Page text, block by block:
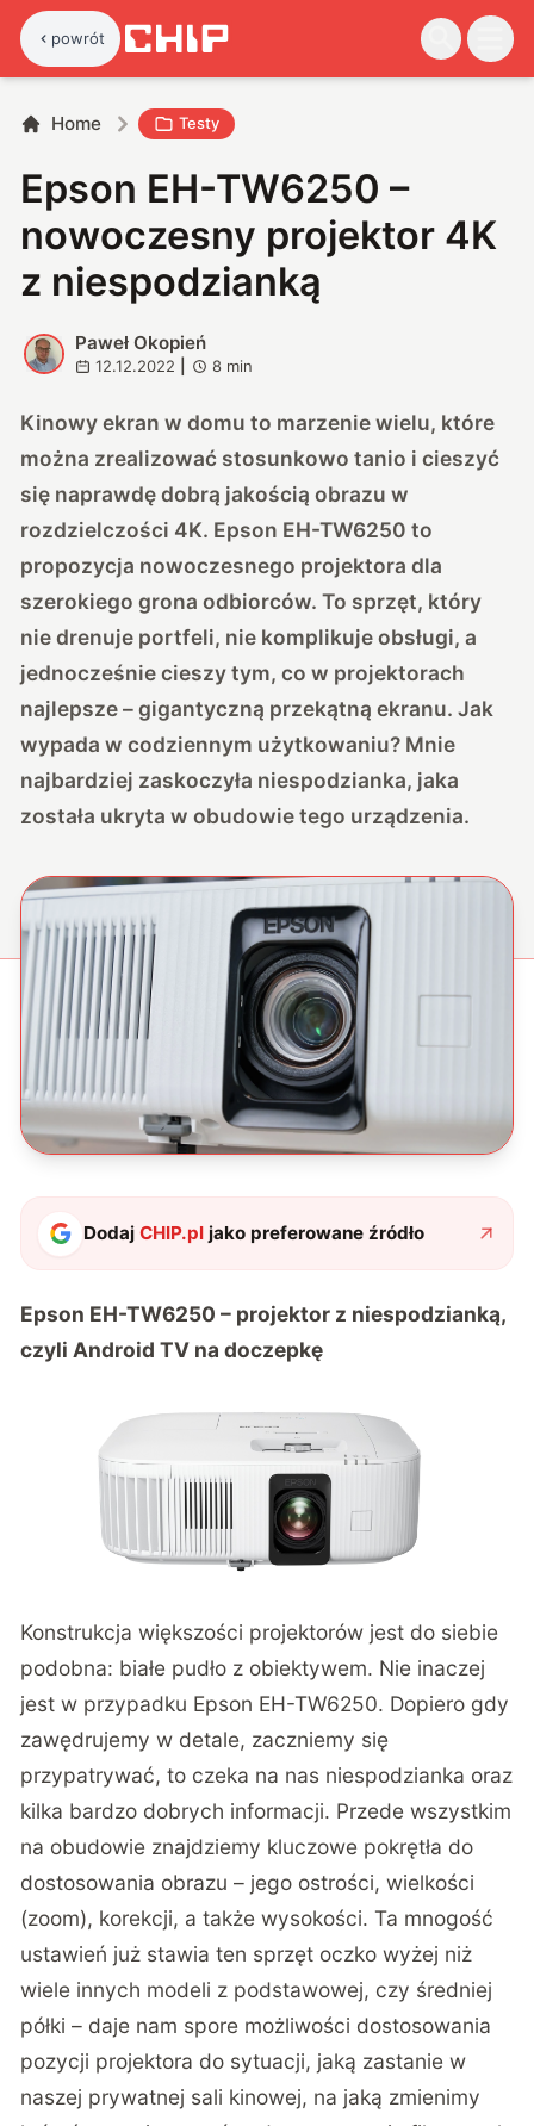
powrót
Home Testy
Epson EH-TW6250 –
nowoczesny projektor 4K
z niespodzianką
P
Paweł Okopień
12.12.2022 8 min
Kinowy ekran w domu to marzenie wielu, które
można zrealizować stosunkowo tanio i cieszyć
się naprawdę dobrą jakością obrazu w
rozdzielczości 4K. Epson EH-TW6250 to
propozycja nowoczesnego projektora dla
szerokiego grona odbiorców. To sprzęt, który
nie drenuje portfeli, nie komplikuje obsługi, a
jednocześnie cieszy tym, co w projektorach
najlepsze – gigantyczną przekątną ekranu. Jak
wypada w codziennym użytkowaniu? Mnie
najbardziej zaskoczyła niespodzianka, jaka
została ukryta w obudowie tego urządzenia.
DodajCHIP.pl jako preferowane źródło
Epson EH-TW6250 – projektor z niespodzianką,
czyli Android TV na doczepkę
Konstrukcja większości projektorów jest do siebie
podobna: białe pudło z obiektywem. Nie inaczej
jest w przypadku Epson EH-TW6250. Dopiero gdy
zawędrujemy w detale, zaczniemy się
przypatrywać, to czeka na nas niespodzianka oraz
kilka bardzo dobrych informacji. Przede wszystkim
na obudowie znajdziemy kluczowe pokrętła do
dostosowania obrazu – jego ostrości, wielkości
(zoom), korekcji, a także wysokości. Ta mnogość
ustawień już stawia ten sprzęt oczko wyżej niż
wiele innych modeli z podstawowej, czy średniej
półki – daje nam spore możliwości dostosowania
pozycji projektora do sytuacji, jaką zastanie w
naszej prywatnej sali kinowej, na jaką zmienimy